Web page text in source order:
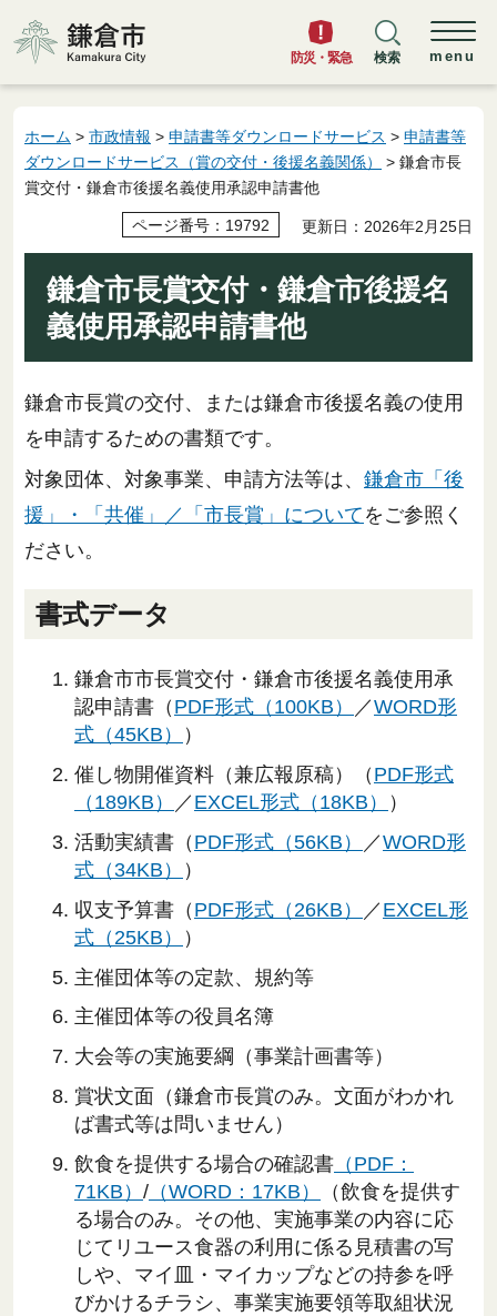
鎌倉市
防災・緊急 検索 menu
ホーム > 市政情報 > 申請書等ダウンロードサービス > 申請書等
ダウンロードサービス（賞の交付・後援名義関係）
> 鎌倉市長
賞交付・鎌倉市後援名義使用承認申請書他
ページ番号：19792 更新日：2026年2月25日
鎌倉市長賞交付・鎌倉市後援名
義使用承認申請書他
鎌倉市長賞の交付、または鎌倉市後援名義の使用
を申請するための書類です。
対象団体、対象事業、申請方法等は、 鎌倉市「後
援」・「共催」／「市長賞」について をご参照く
ださい。
書式データ
鎌倉市市長賞交付・鎌倉市後援名義使用承
認申請書（ PDF形式（100KB） ／WORD形
式（45KB）
）
催し物開催資料（兼広報原稿）（ PDF形式
（189KB）
／ EXCEL形式（18KB）
）
活動実績書（ PDF形式（56KB） ／WORD形
式（34KB）
）
収支予算書（ PDF形式（26KB） ／ EXCEL形
式（25KB）
）
主催団体等の定款、規約等
主催団体等の役員名簿
大会等の実施要綱（事業計画書等）
賞状文面（鎌倉市長賞のみ。文面がわかれ
ば書式等は問いません）
飲食を提供する場合の確認書 （PDF：
71KB） / （WORD：17KB）
（飲食を提供す
る場合のみ。その他、実施事業の内容に応
じてリユース食器の利用に係る見積書の写
しや、マイ皿・マイカップなどの持参を呼
びかけるチラシ、事業実施要領等取組状況